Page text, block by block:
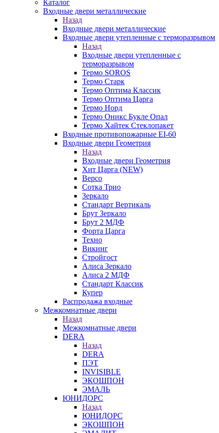
Каталог
Входные двери металлические
Назад
Входные двери металлические
Входные двери утепленные с терморазрывом
Назад
Входные двери утепленные с
терморазрывом
Термо SOROS
Термо Старк
Термо Оптима Классик
Термо Оптима Царга
Термо Норд
Термо Оникс Букле Опал
Термо Хайтек Стеклопакет
Входные противопожарные EI-60
Входные двери Геометрия
Назад
Входные двери Геометрия
Хит Царга (NEW)
Версо
Сотка Трио
Зеркало
Стандарт Вертикаль
Брут Зеркало
Брут 2 МДФ
Форта Царга
Техно
Викинг
Стройгост
Алиса Зеркало
Алиса 2 МДФ
Стандарт Классик
Купер
Распродажа входные
Межкомнатные двери
Назад
Межкомнатные двери
DERA
Назад
DERA
ПЭТ
INVISIBLE
ЭКОШПОН
ЭМАЛЬ
ЮНИДОРС
Назад
ЮНИДОРС
ЭКОШПОН